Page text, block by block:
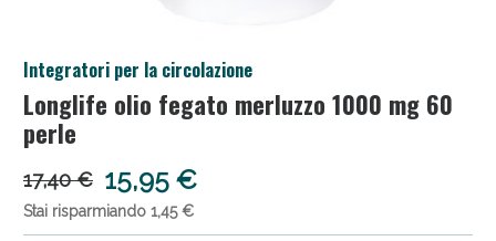
Integratori per la circolazione
Longlife olio fegato merluzzo 1000 mg 60
perle
17,40 € 15,95 €
Stai risparmiando 1,45 €
Anticellulite e Fanghi: Sconto fino al 40% valido